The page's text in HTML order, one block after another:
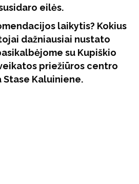
eilės.
laikytis? Kokius
dažniausiai nustato
su Kupiškio
priežiūros centro
Kaluiniene.